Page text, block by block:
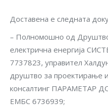
Доставена е следната
– Полномошно од
електрична енергија
7737823, управител
друштво за проектирање
консалтинг ПАРАМЕТАР
ЕМБС 6736939;